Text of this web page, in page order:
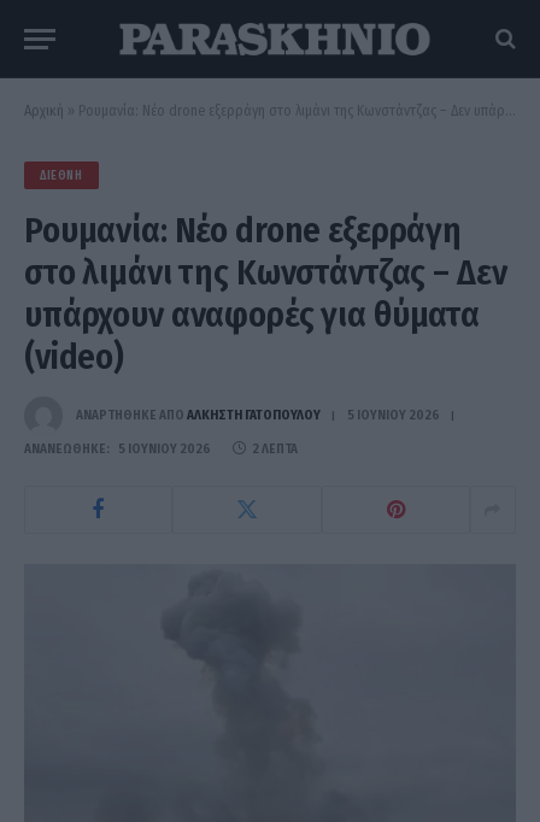
Αρχική » Ρουμανία: Νέο drone εξερράγη στο λιμάνι της Κωνστάντζας – Δεν υπάρχουν αναφορές για θύματα (video)
ΔΙΕΘΝΉ
Ρουμανία: Νέο drone εξερράγη
στο λιμάνι της Κωνστάντζας – Δεν
υπάρχουν αναφορές για θύματα
(video)
ΑΝΑΡΤΗΘΗΚΕ ΑΠΟ ΆΛΚΗΣΤΗ ΓΑΤΟΠΟΎΛΟΥ 5 ΙΟΥΝΊΟΥ 2026
ΑΝΑΝΕΏΘΗΚΕ: 5 ΙΟΥΝΊΟΥ 2026 2 ΛΕΠΤΆ